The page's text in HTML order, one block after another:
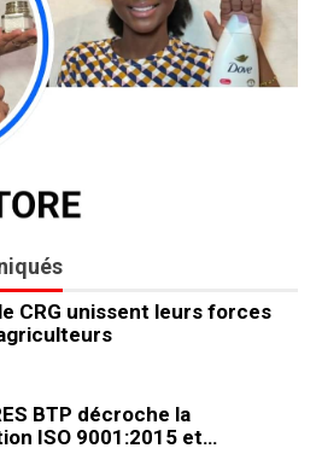
CRG unissent leurs forces
BTP décroche la
ISO 9001:2015 et…